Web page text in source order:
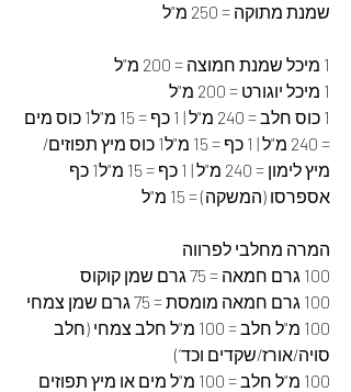
שמנת מתוקה = 250 מ"ל
1 מיכל שמנת חמוצה = 200 מ"ל
1 מיכל יוגורט = 200 מ"ל
1 כוס חלב = 240 מ"ל | 1 כף = 15 מ"ל1 כוס מים
= 240 מ"ל | 1 כף = 15 מ"ל1 כוס מיץ תפוזים/
מיץ לימון = 240 מ"ל | 1 כף = 15 מ"ל1 כף
אספרסו (המשקה) = 15 מ"ל
המרה מחלבי לפרווה
100 גרם חמאה = 75 גרם שמן קוקוס
100 גרם חמאה מומסת = 75 גרם שמן צמחי
100 מ"ל חלב = 100 מ"ל חלב צמחי (חלב
סויה/אורז/שקדים וכד‘)
100 מ"ל חלב = 100 מ"ל מים או מיץ תפוזים